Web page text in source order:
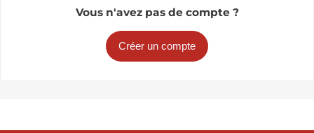
Vous n'avez pas de compte ?
Créer un compte